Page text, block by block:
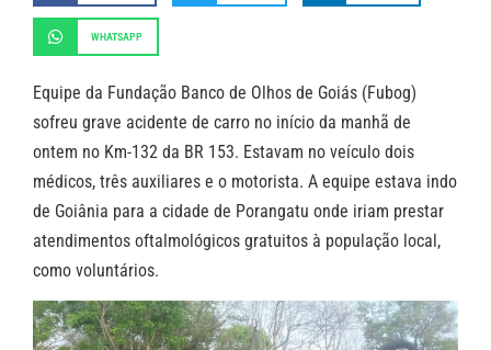
WHATSAPP
Equipe da Fundação Banco de Olhos de Goiás (Fubog)
sofreu grave acidente de carro no início da manhã de
ontem no Km-132 da BR 153. Estavam no veículo dois
médicos, três auxiliares e o motorista. A equipe estava indo
de Goiânia para a cidade de Porangatu onde iriam prestar
atendimentos oftalmológicos gratuitos à população local,
como voluntários.